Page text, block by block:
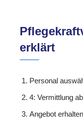
erklärt
Personal
4: Vermittlung
Angebot